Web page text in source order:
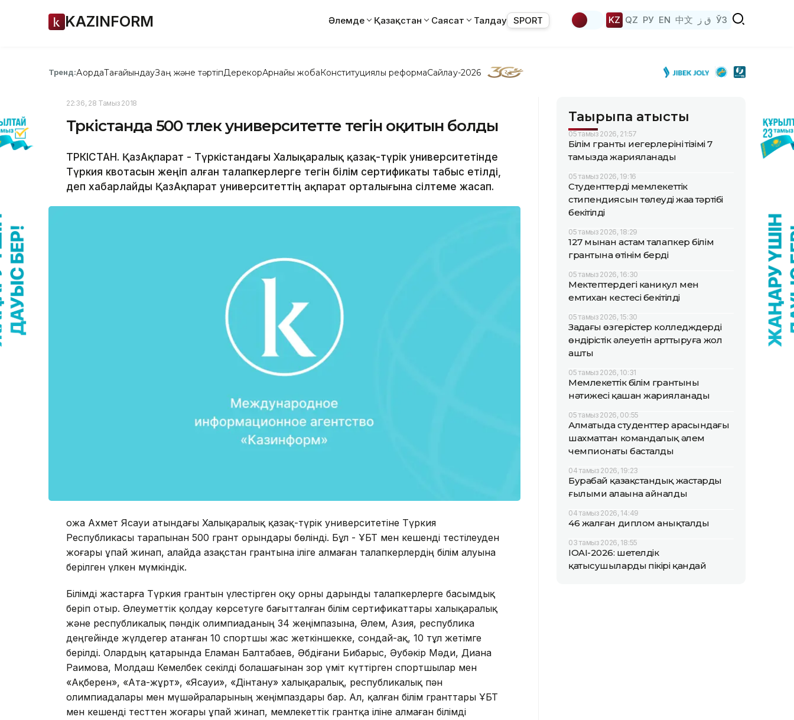
KAZINFORM Әлемде Қазақстан Саясат Талдау SPORT KZ QZ РУ EN 中文 ق ز ЎЗ
Тренд:АқордаТағайындауЗаң және тәртіпДерекқорАрнайы жобаКонституциялық реформаСайлау-2026
22:36, 28 Тамыз 2018
Түркістанда 500 түлек университетте тегін оқитын болды
ТҮРКІСТАН. ҚазАқпарат - Түркістандағы Халықаралық қазақ-түрік университетінде
Түркия квотасын жеңіп алған талапкерлерге тегін білім сертификаты табыс етілді,
деп хабарлайды ҚазАқпарат университеттің ақпарат орталығына сілтеме жасап.
Қожа Ахмет Ясауи атындағы Халықаралық қазақ-түрік университетіне Түркия
Республикасы тарапынан 500 грант орындары бөлінді. Бұл - ҰБТ мен кешенді тестілеуден
жоғары ұпай жинап, алайда Қазақстан грантына іліге алмаған талапкерлердің білім алуына
берілген үлкен мүмкіндік.
Білімді жастарға Түркия грантын үлестірген оқу орны дарынды талапкерлерге басымдық
беріп отыр. Әлеуметтік қолдау көрсетуге бағытталған білім сертификаттары халықаралық
және республикалық пәндік олимпиаданың 34 жеңімпазына, Әлем, Азия, республика
деңгейінде жүлдегер атанған 10 спортшы жас жеткіншекке, сондай-ақ, 10 тұл жетімге
берілді. Олардың қатарында Еламан Балтабаев, Әбдіғани Бибарыс, Әубәкір Мәди, Диана
Раимова, Молдаш Кемелбек секілді болашағынан зор үміт күттірген спортшылар мен
«Ақберен», «Ата-жұрт», «Ясауи», «Дінтану» халықаралық, республикалық пән
олимпиадалары мен мүшәйраларының жеңімпаздары бар. Ал, қалған білім гранттары ҰБТ
мен кешенді тесттен жоғары ұпай жинап, мемлекеттік грантқа іліне алмаған білімді
Тақырыпқа қатысты
05 тамыз 2026, 21:57
Білім гранты иегерлерінің тізімі 7
тамызда жарияланады
05 тамыз 2026, 19:16
Студенттердің мемлекеттік
стипендиясын төлеудің жаңа тәртібі
бекітілді
05 тамыз 2026, 18:29
127 мыңнан астам талапкер білім
грантына өтінім берді
05 тамыз 2026, 16:30
Мектептердегі каникул мен
емтихан кестесі бекітілді
05 тамыз 2026, 15:30
Заңдағы өзгерістер колледждердің
өндірістік әлеуетін арттыруға жол
ашты
05 тамыз 2026, 10:31
Мемлекеттік білім грантының
нәтижесі қашан жарияланады
05 тамыз 2026, 00:55
Алматыда студенттер арасындағы
шахматтан командалық әлем
чемпионаты басталды
04 тамыз 2026, 19:23
Бурабай қазақстандық жастардың
ғылыми алаңына айналды
04 тамыз 2026, 14:49
46 жалған диплом анықталды
03 тамыз 2026, 18:55
IOAI-2026: шетелдік
қатысушылардың пікірі қандай